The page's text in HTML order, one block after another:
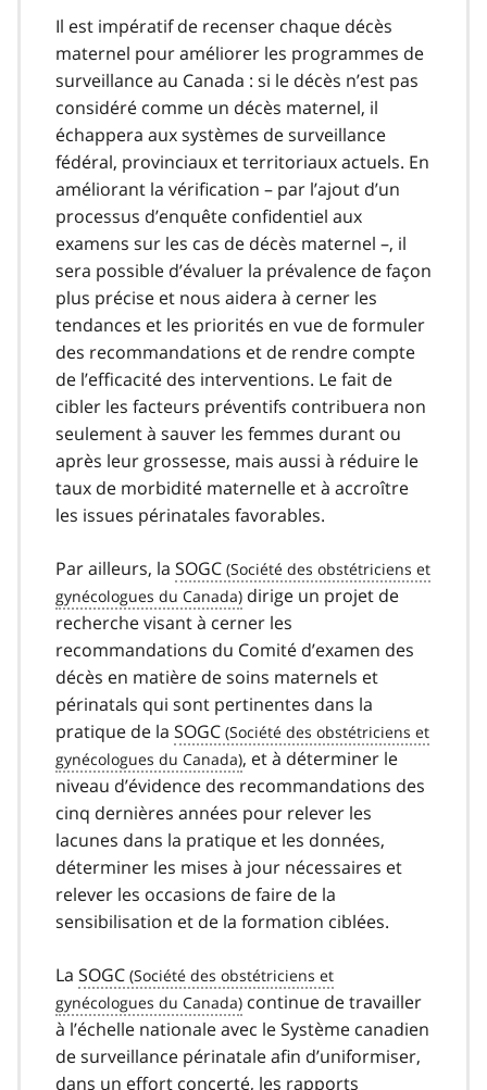
Il est impératif de recenser chaque décès
maternel pour améliorer les programmes de
surveillance au Canada : si le décès n’est pas
considéré comme un décès maternel, il
échappera aux systèmes de surveillance
fédéral, provinciaux et territoriaux actuels. En
améliorant la vérification – par l’ajout d’un
processus d’enquête confidentiel aux
examens sur les cas de décès maternel –, il
sera possible d’évaluer la prévalence de façon
plus précise et nous aidera à cerner les
tendances et les priorités en vue de formuler
des recommandations et de rendre compte
de l’efficacité des interventions. Le fait de
cibler les facteurs préventifs contribuera non
seulement à sauver les femmes durant ou
après leur grossesse, mais aussi à réduire le
taux de morbidité maternelle et à accroître
les issues périnatales favorables.
Par ailleurs, la SOGC
dirige un projet de
recherche visant à cerner les
recommandations du Comité d’examen des
décès en matière de soins maternels et
périnatals qui sont pertinentes dans la
pratique de la SOGC
, et à déterminer le
niveau d’évidence des recommandations des
cinq dernières années pour relever les
lacunes dans la pratique et les données,
déterminer les mises à jour nécessaires et
relever les occasions de faire de la
sensibilisation et de la formation ciblées.
La SOGC
continue de travailler
à l’échelle nationale avec le Système canadien
de surveillance périnatale afin d’uniformiser,
dans un effort concerté, les rapports